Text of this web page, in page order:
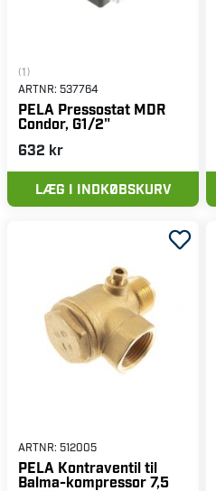
(1)
ARTNR: 537764
PELA Pressostat MDR
Condor, G1/2"
632 kr
LÆG I INDKØBSKURV
ARTNR: 512005
PELA Kontraventil til
Balma-kompressor 7,5